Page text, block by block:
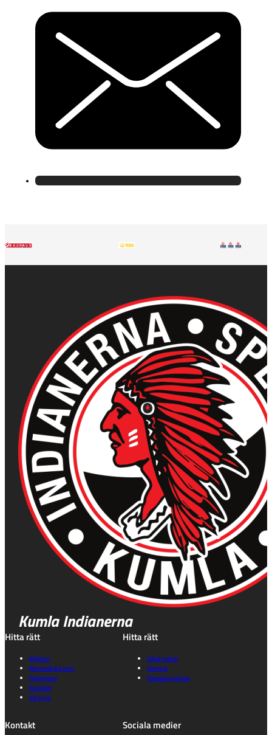
Kumla Indianerna
Hitta rätt
Biljetter
Marknad & Event
Föreningen
Kalender
Våra lag
Hitta rätt
Gå på match
Historia
Speedwayskolan
Kontakt Sociala medier